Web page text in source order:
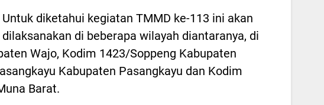
Untuk diketahui kegiatan TMMD ke-113 ini akan
dilaksanakan di beberapa wilayah diantaranya, di
Wajo, Kodim 1423/Soppeng Kabupaten
Kabupaten Pasangkayu dan Kodim
Barat.